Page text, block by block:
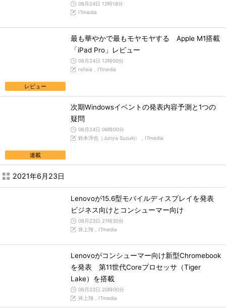
06月24日 12時18分
ITmedia
レビュー
最も華やかで最もモヤモヤする Apple M1搭載
「iPad Pro」レビュー
06月24日 12時00分
refeia，ITmedia
連載
次期Windowsイベントの発表内容予測と1つの
疑問
06月24日 06時00分
鈴木淳也（Junya Suzuki），ITmedia
2021年6月23日
Lenovoが15.6型モバイルディスプレイを発表
ビジネス向けとコンシューマー向け
06月23日 21時30分
井上翔，ITmedia
Lenovoがコンシューマー向け新型Chromebook
を発表 第11世代Coreプロセッサ（Tiger
Lake）を搭載
06月23日 20時00分
井上翔，ITmedia